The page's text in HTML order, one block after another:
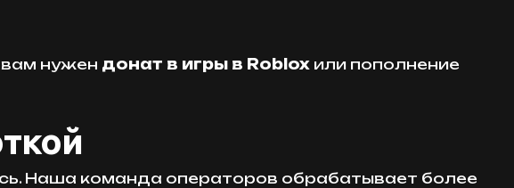
нужен донат в игры в Roblox или пополнение
Наша команда операторов обрабатывает более